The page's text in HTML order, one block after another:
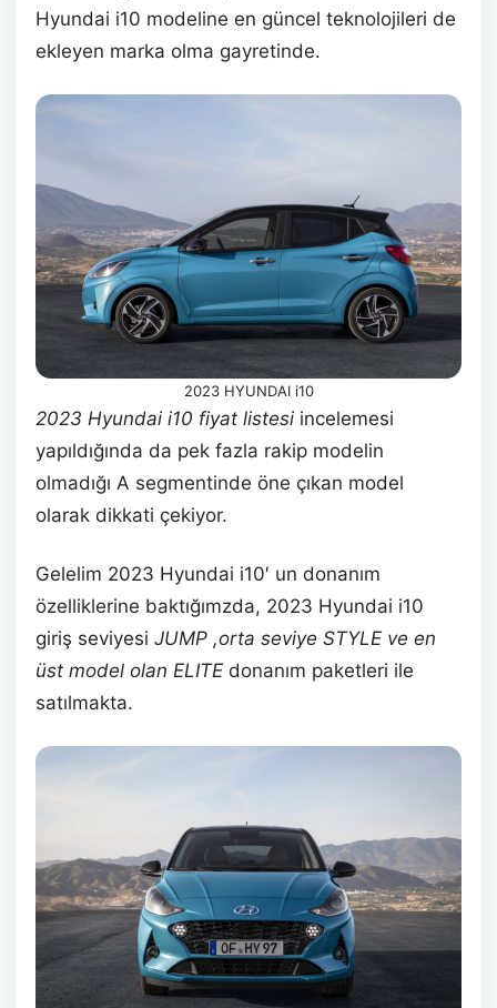
Hyundai i10 modeline en güncel teknolojileri de
ekleyen marka olma gayretinde.
2023 HYUNDAI i10
2023 Hyundai i10 fiyat listesi incelemesi
yapıldığında da pek fazla rakip modelin
olmadığı A segmentinde öne çıkan model
olarak dikkati çekiyor.
Gelelim 2023 Hyundai i10′ un donanım
özelliklerine baktığımzda, 2023 Hyundai i10
giriş seviyesi JUMP ,orta seviye STYLE ve en
üst model olan ELITE donanım paketleri ile
satılmakta.